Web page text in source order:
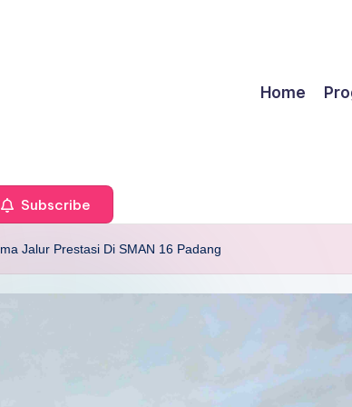
Home
Subscribe
Jalur Prestasi Di SMAN 16 Padang